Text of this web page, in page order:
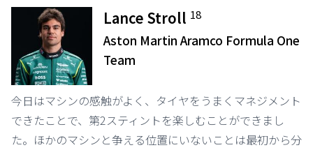
Lance Stroll 18
Aston Martin Aramco Formula One
Team
今日はマシンの感触がよく、タイヤをうまくマネジメント
できたことで、第2スティントを楽しむことができまし
た。ほかのマシンと争える位置にいないことは最初から分